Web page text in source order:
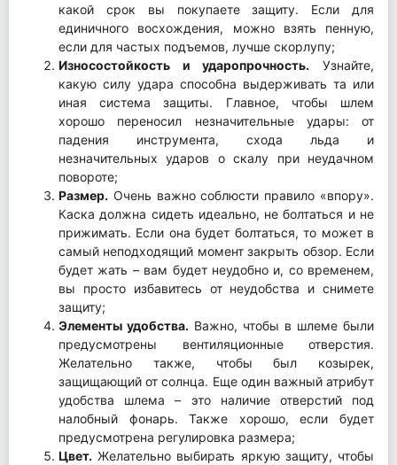
какой срок вы покупаете защиту. Если для
единичного восхождения, можно взять пенную,
если для частых подъемов, лучше скорлупу;
Износостойкость и ударопрочность. Узнайте,
какую силу удара способна выдерживать та или
иная система защиты. Главное, чтобы шлем
хорошо переносил незначительные удары: от
падения инструмента, схода льда и
незначительных ударов о скалу при неудачном
повороте;
Размер. Очень важно соблюсти правило «впору».
Каска должна сидеть идеально, не болтаться и не
прижимать. Если она будет болтаться, то может в
самый неподходящий момент закрыть обзор. Если
будет жать – вам будет неудобно и, со временем,
вы просто избавитесь от неудобства и снимете
защиту;
Элементы удобства. Важно, чтобы в шлеме были
предусмотрены вентиляционные отверстия.
Желательно также, чтобы был козырек,
защищающий от солнца. Еще один важный атрибут
удобства шлема – это наличие отверстий под
налобный фонарь. Также хорошо, если будет
предусмотрена регулировка размера;
Цвет. Желательно выбирать яркую защиту, чтобы